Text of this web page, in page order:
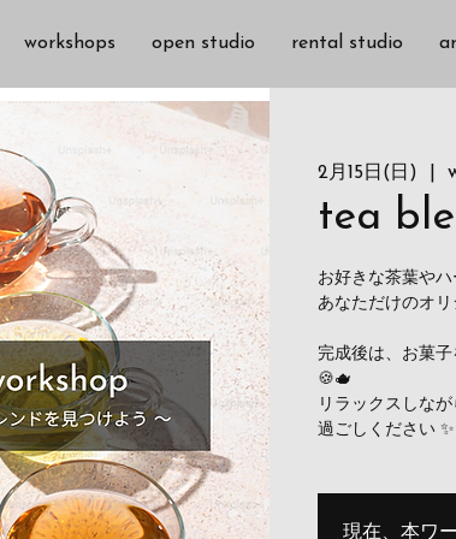
workshops open studio rental studio
2月15日(日)
tea
お好きな茶葉やハ
あなただけのオ
完成後は、お菓
🍪🫖
リラックスしな
過ごしください ✨
現在、本ワ